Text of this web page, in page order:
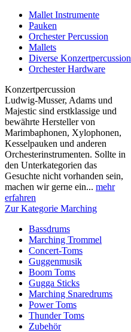
Mallet Instrumente
Pauken
Orchester Percussion
Mallets
Diverse Konzertpercussion
Orchester Hardware
Konzertpercussion
Ludwig-Musser, Adams und
Majestic sind erstklassige und
bewährte Hersteller von
Marimbaphonen, Xylophonen,
Kesselpauken und anderen
Orchesterinstrumenten. Sollte in
den Unterkategorien das
Gesuchte nicht vorhanden sein,
machen wir gerne ein... mehr
erfahren
Zur Kategorie Marching
Bassdrums
Marching Trommel
Concert-Toms
Guggenmusik
Boom Toms
Gugga Sticks
Marching Snaredrums
Power Toms
Thunder Toms
Zubehör